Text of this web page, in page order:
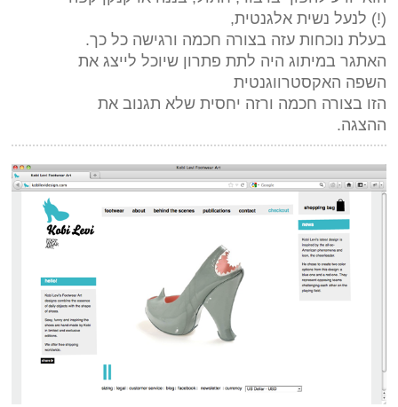
(!) לנעל נשית אלגנטית,
בעלת נוכחות עזה בצורה חכמה ורגישה כל כך.
האתגר במיתוג היה לתת פתרון שיוכל לייצג את
השפה האקסטרווגנטית
הזו בצורה חכמה ורזה יחסית שלא תגנוב את
ההצגה.